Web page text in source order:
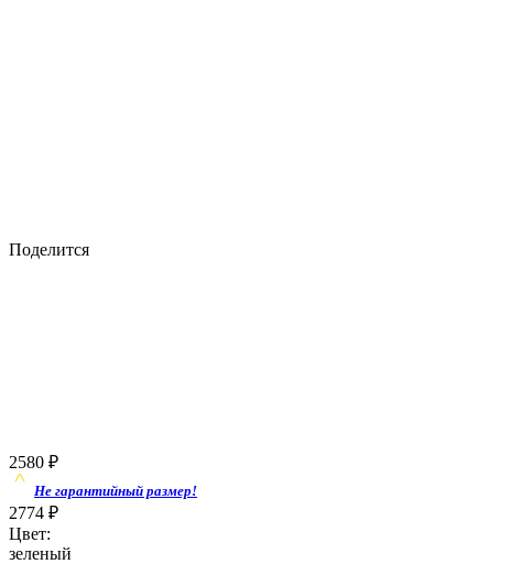
Поделится
2580 ₽
Не гарантийный размер!
2774 ₽
Цвет:
зеленый